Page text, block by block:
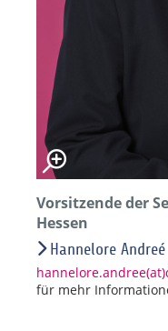
Vorsitzende der
Hessen
Hannelore Andreé
für mehr